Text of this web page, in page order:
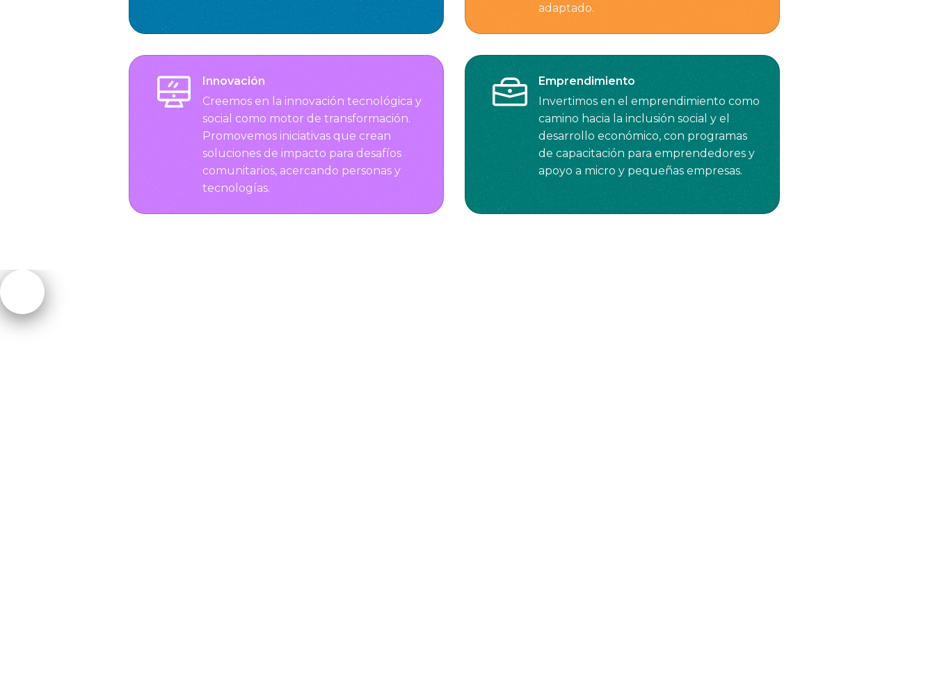
adaptado.
Innovación
Creemos en la innovación tecnológica y
social como motor de transformación.
Promovemos iniciativas que crean
soluciones de impacto para desafíos
comunitarios, acercando personas y
tecnologías.
Emprendimiento
Invertimos en el emprendimiento como
camino hacia la inclusión social y el
desarrollo económico, con programas
de capacitación para emprendedores y
apoyo a micro y pequeñas empresas.